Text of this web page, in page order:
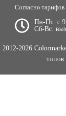
Согласно
Пн-Пт: c
Сб-Вс:
2012-2026
типов